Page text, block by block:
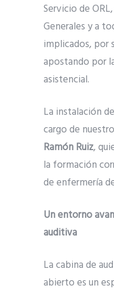
Servicio de
Generales y a
implicados, por
apostando por
asistencial.
La instalación
cargo de
Ramón Ruiz,
la formación
de enfermería
Un entorno
auditiva
La cabina de
abierto es un